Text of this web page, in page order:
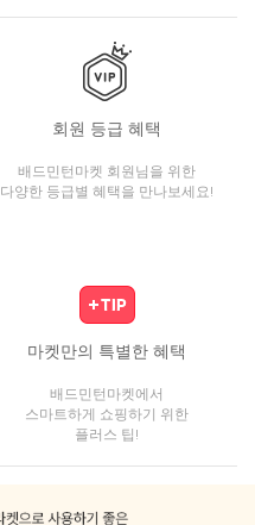
회원 등급 혜택
배드민턴마켓 회원님을 위한
다양한 등급별 혜택을 만나보세요!
마켓만의 특별한 혜택
배드민턴마켓에서
스마트하게 쇼핑하기 위한
플러스 팁!